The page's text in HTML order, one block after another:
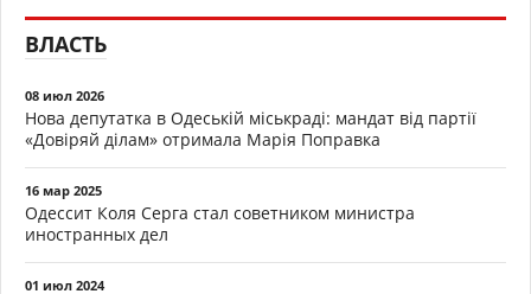
ВЛАСТЬ
08 июл 2026
Нова депутатка в Одеській міськраді: мандат від партії
«Довіряй ділам» отримала Марія Поправка
16 мар 2025
Одессит Коля Серга стал советником министра
иностранных дел
01 июл 2024